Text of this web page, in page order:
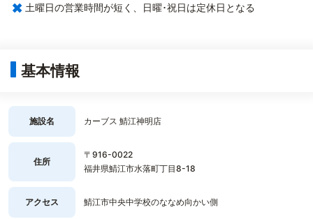
× 土曜日の営業時間が短く、日曜･祝日は定休日となる
基本情報
施設名 カーブス 鯖江神明店
住所
〒916-0022
福井県鯖江市水落町丁目8-18
アクセス 鯖江市中央中学校のななめ向かい側